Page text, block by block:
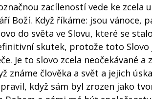
zacíleností vede ke zcela
Boží. Když říkáme: jsou vánoce,
do světa ve Slovu, které se
skutek, protože toto Slovo
Je to slovo zcela neočekávané
známe člověka a svět a jejich
když sám byl zrozen jako